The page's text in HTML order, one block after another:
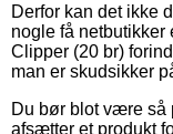
Derfor kan det ikke
nogle få netbutikker
Clipper (20 br)
man er skudsikker
Du bør blot være så
afsætter et produkt